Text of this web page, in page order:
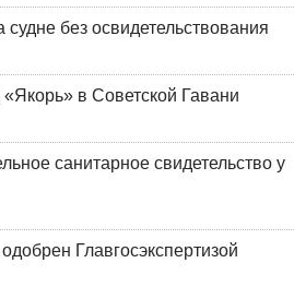
без освидетельствования
в Советской Гавани
санитарное свидетельство у
Главгосэкспертизой